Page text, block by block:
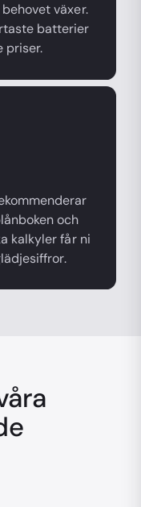
växer.
batterier
priser.
och
kalkyler får ni